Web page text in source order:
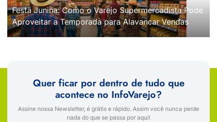
Festa Junina: Como o Varejo Supermercadista Pode
Aproveitar a Temporada para Alavancar Vendas
Quer ficar por dentro de tudo que
acontece no InfoVarejo?
Assine nossa Newsletter, é grátis e rápido. Assim você nunca perde
nada do que se passa por aqui!